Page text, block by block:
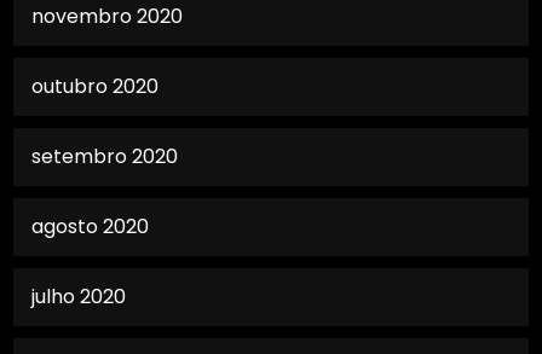
novembro 2020
outubro 2020
setembro 2020
agosto 2020
julho 2020